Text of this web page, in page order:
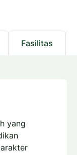
Fasilitas
yang